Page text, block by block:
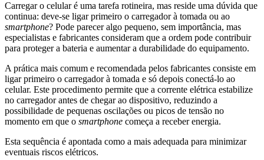
Carregar o celular é uma tarefa rotineira, mas reside uma dúvida que
continua: deve-se ligar primeiro o carregador à tomada ou ao
smartphone? Pode parecer algo pequeno, sem importância, mas
especialistas e fabricantes consideram que a ordem pode contribuir
para proteger a bateria e aumentar a durabilidade do equipamento.
A prática mais comum e recomendada pelos fabricantes consiste em
ligar primeiro o carregador à tomada e só depois conectá-lo ao
celular. Este procedimento permite que a corrente elétrica estabilize
no carregador antes de chegar ao dispositivo, reduzindo a
possibilidade de pequenas oscilações ou picos de tensão no
momento em que o smartphone começa a receber energia.
Esta sequência é apontada como a mais adequada para minimizar
eventuais riscos elétricos.